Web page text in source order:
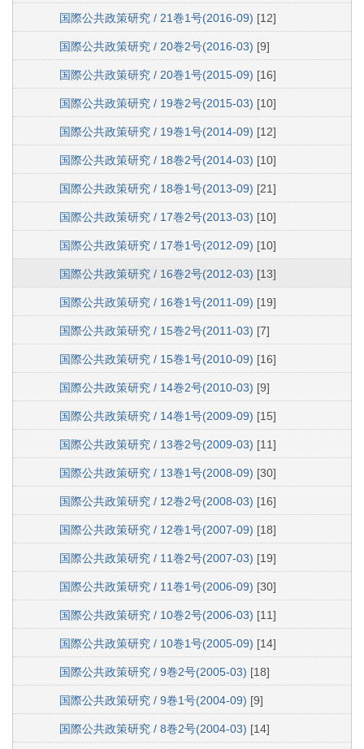
国際公共政策研究 / 21巻1号(2016-09) [12]
国際公共政策研究 / 20巻2号(2016-03) [9]
国際公共政策研究 / 20巻1号(2015-09) [16]
国際公共政策研究 / 19巻2号(2015-03) [10]
国際公共政策研究 / 19巻1号(2014-09) [12]
国際公共政策研究 / 18巻2号(2014-03) [10]
国際公共政策研究 / 18巻1号(2013-09) [21]
国際公共政策研究 / 17巻2号(2013-03) [10]
国際公共政策研究 / 17巻1号(2012-09) [10]
国際公共政策研究 / 16巻2号(2012-03) [13]
国際公共政策研究 / 16巻1号(2011-09) [19]
国際公共政策研究 / 15巻2号(2011-03) [7]
国際公共政策研究 / 15巻1号(2010-09) [16]
国際公共政策研究 / 14巻2号(2010-03) [9]
国際公共政策研究 / 14巻1号(2009-09) [15]
国際公共政策研究 / 13巻2号(2009-03) [11]
国際公共政策研究 / 13巻1号(2008-09) [30]
国際公共政策研究 / 12巻2号(2008-03) [16]
国際公共政策研究 / 12巻1号(2007-09) [18]
国際公共政策研究 / 11巻2号(2007-03) [19]
国際公共政策研究 / 11巻1号(2006-09) [30]
国際公共政策研究 / 10巻2号(2006-03) [11]
国際公共政策研究 / 10巻1号(2005-09) [14]
国際公共政策研究 / 9巻2号(2005-03) [18]
国際公共政策研究 / 9巻1号(2004-09) [9]
国際公共政策研究 / 8巻2号(2004-03) [14]